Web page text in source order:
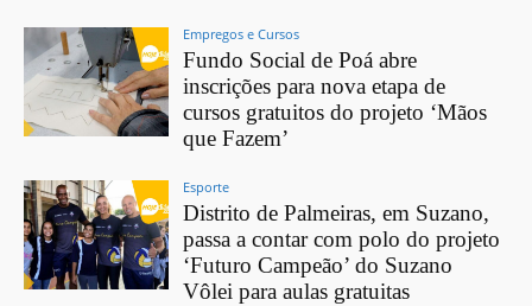
Empregos e Cursos
Fundo Social de Poá abre
inscrições para nova etapa de
cursos gratuitos do projeto ‘Mãos
que Fazem’
Esporte
Distrito de Palmeiras, em Suzano,
passa a contar com polo do projeto
‘Futuro Campeão’ do Suzano
Vôlei para aulas gratuitas